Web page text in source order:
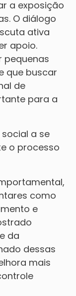
a exposição
O diálogo
ativa
apoio.
pequenas
que buscar
de
para a
a se
o processo
como
e
da
dessas
mais